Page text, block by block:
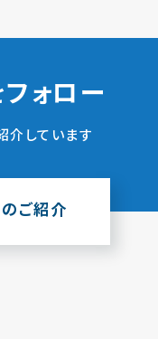
ォロー
介しています
ご紹介